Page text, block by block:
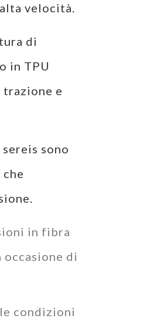
velocità.
di
in TPU
e
sono
in fibra
di
condizioni